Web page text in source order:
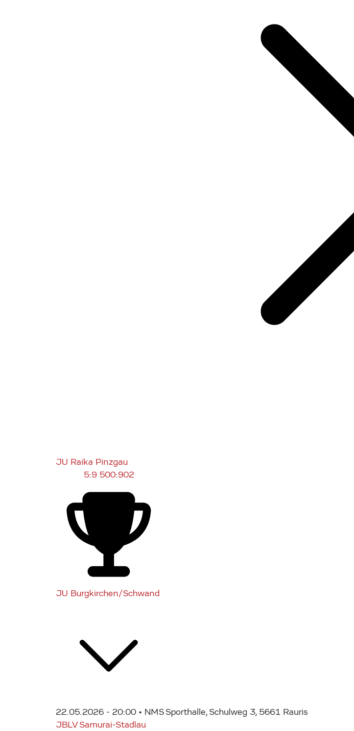
JU Raika Pinzgau
5:9 500:902
JU Burgkirchen/Schwand
22.05.2026 - 20:00 • NMS Sporthalle, Schulweg 3, 5661 Rauris
JBLV Samurai-Stadlau